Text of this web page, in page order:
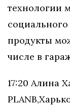
технологии
продукты
числе в
17:20 ​​Алина​​